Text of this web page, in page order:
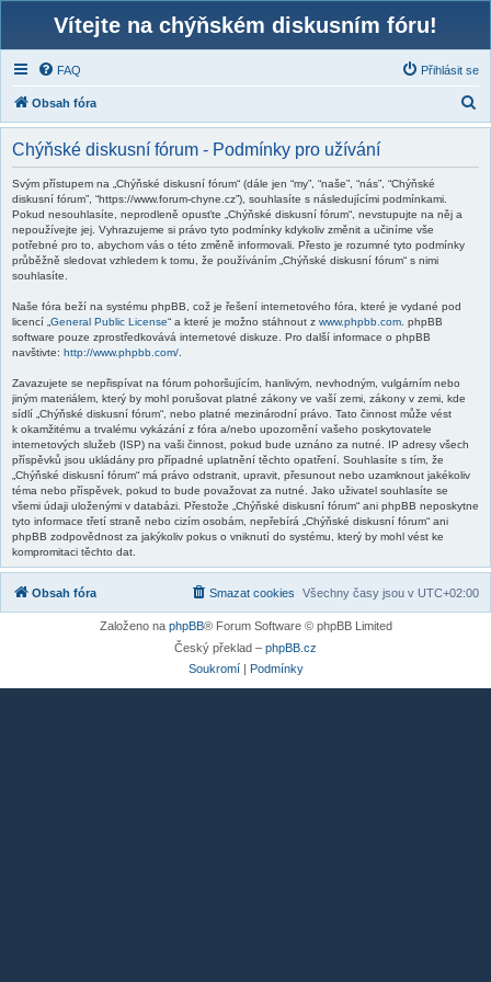
Vítejte na chýňském diskusním fóru!
FAQ Přihlásit se
Obsah fóra
l
Chýňské diskusní fórum - Podmínky pro užívání
Svým přístupem na „Chýňské diskusní fórum“ (dále jen “my”, “naše”, “nás”, “Chýňské
diskusní fórum”, “https://www.forum-chyne.cz”), souhlasíte s následujícími podmínkami.
Pokud nesouhlasíte, neprodleně opusťte „Chýňské diskusní fórum“, nevstupujte na něj a
nepoužívejte jej. Vyhrazujeme si právo tyto podmínky kdykoliv změnit a učiníme vše
potřebné pro to, abychom vás o této změně informovali. Přesto je rozumné tyto podmínky
průběžně sledovat vzhledem k tomu, že používáním „Chýňské diskusní fórum“ s nimi
souhlasíte.
Naše fóra beží na systému phpBB, což je řešení internetového fóra, které je vydané pod
licencí „ General Public License“ a které je možno stáhnout z www.phpbb.com . phpBB
software pouze zprostředkovává internetové diskuze. Pro další informace o phpBB
navštivte: http://www.phpbb.com/
Zavazujete se nepřispívat na fórum pohoršujícím, hanlivým, nevhodným, vulgárním nebo
jiným materiálem, který by mohl porušovat platné zákony ve vaší zemi, zákony v zemi, kde
sídlí „Chýňské diskusní fórum“, nebo platné mezinárodní právo. Tato činnost může vést
k okamžitému a trvalému vykázání z fóra a/nebo upozornění vašeho poskytovatele
internetových služeb (ISP) na vaši činnost, pokud bude uznáno za nutné. IP adresy všech
příspěvků jsou ukládány pro případné uplatnění těchto opatření. Souhlasíte s tím, že
„Chýňské diskusní fórum“ má právo odstranit, upravit, přesunout nebo uzamknout jakékoliv
téma nebo příspěvek, pokud to bude považovat za nutné. Jako uživatel souhlasíte se
všemi údaji uloženými v databázi. Přestože „Chýňské diskusní fórum“ ani phpBB neposkytne
tyto informace třetí straně nebo cizím osobám, nepřebírá „Chýňské diskusní fórum“ ani
phpBB zodpovědnost za jakýkoliv pokus o vniknutí do systému, který by mohl vést ke
kompromitaci těchto dat.
Obsah fóra Všechny časy jsou v UTC+02:00
Smazat cookies
Založeno na phpBB® Forum Software © phpBB Limited
Český překlad – phpBB.cz
Soukromí| Podmínky